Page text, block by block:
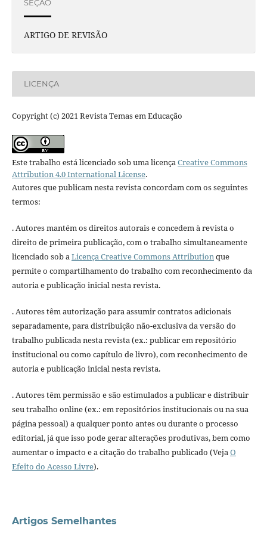
SEÇÃO
ARTIGO DE REVISÃO
LICENÇA
Copyright (c) 2021 Revista Temas em Educação
Este trabalho está licenciado sob uma licençaCreative Commons
Attribution 4.0 International License.
Autores que publicam nesta revista concordam com os seguintes
termos:
. Autores mantém os direitos autorais e concedem à revista o
direito de primeira publicação, com o trabalho simultaneamente
licenciado sob aLicença Creative Commons Attributionque
permite o compartilhamento do trabalho com reconhecimento da
autoria e publicação inicial nesta revista.
. Autores têm autorização para assumir contratos adicionais
separadamente, para distribuição não-exclusiva da versão do
trabalho publicada nesta revista (ex.: publicar em repositório
institucional ou como capítulo de livro), com reconhecimento de
autoria e publicação inicial nesta revista.
. Autores têm permissão e são estimulados a publicar e distribuir
seu trabalho online (ex.: em repositórios institucionais ou na sua
página pessoal) a qualquer ponto antes ou durante o processo
editorial, já que isso pode gerar alterações produtivas, bem como
aumentar o impacto e a citação do trabalho publicado (VejaO
Efeito do Acesso Livre).
Artigos Semelhantes